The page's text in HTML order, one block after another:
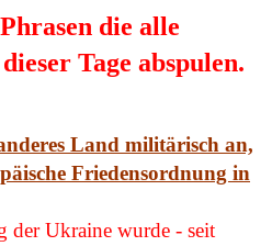
die alle
Tage abspulen.
Land militärisch an,
Friedensordnung in
der Ukraine wurde - seit